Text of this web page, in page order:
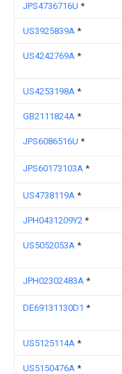
JPS4736716U *
US3925839A *
US4242769A *
US4253198A *
GB2111824A *
JPS6086516U *
JPS60173103A *
US4738119A *
JPH0431209Y2 *
US5052053A *
JPH02302483A *
DE69131130D1 *
US5125114A *
US5150476A *